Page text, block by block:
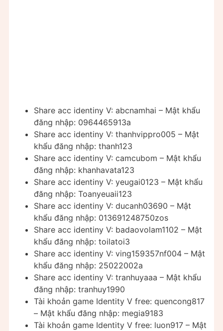
Share acc identiny V: abcnamhai – Mật khẩu
đăng nhập: 0964465913a
Share acc identiny V: thanhvippro005 – Mật
khẩu đăng nhập: thanh123
Share acc identiny V: camcubom – Mật khẩu
đăng nhập: khanhavata123
Share acc identiny V: yeugai0123 – Mật khẩu
đăng nhập: Toanyeuaii123
Share acc identiny V: ducanh03690 – Mật
khẩu đăng nhập: 013691248750zos
Share acc identiny V: badaovolam1102 – Mật
khẩu đăng nhập: toilatoi3
Share acc identiny V: ving159357nf004 – Mật
khẩu đăng nhập: 25022002a
Share acc identiny V: tranhuyaaa – Mật khẩu
đăng nhập: tranhuy1990
Tài khoản game Identity V free: quencong817
– Mật khẩu đăng nhập: megia9183
Tài khoản game Identity V free: luon917 – Mật